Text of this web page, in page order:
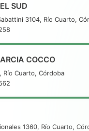
SUD
3104, Río Cuarto,
COCCO
Río Cuarto, Córdoba
1360, Río Cuarto,